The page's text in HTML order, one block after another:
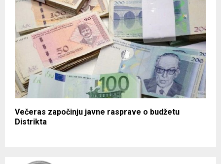
Večeras započinju javne rasprave o budžetu
Distrikta